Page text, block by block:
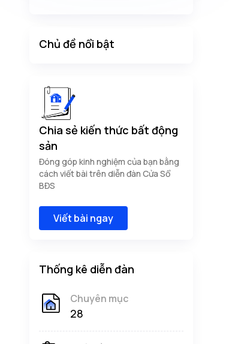
Chủ đề nổi bật
Chia sẻ kiến thức bất động
sản
Đóng góp kinh nghiệm của bạn bằng
cách viết bài trên diễn đàn Cửa Sổ
BĐS
Viết bài ngay
Thống kê diễn đàn
Chuyên mục
28